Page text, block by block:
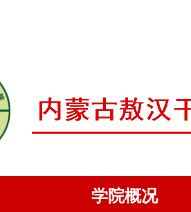
学院概况